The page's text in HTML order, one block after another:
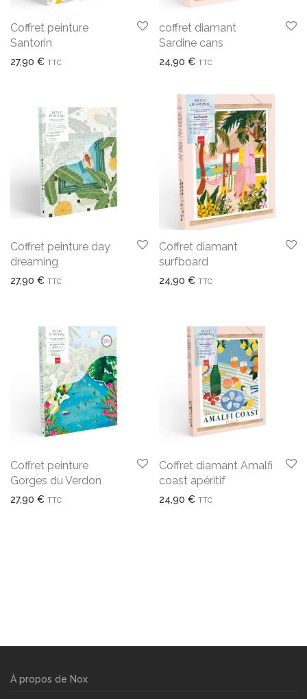
Coffret peinture
Santorin
27,90 € TTC
coffret diamant
Sardine cans
24,90 € TTC
Coffret peinture day
dreaming
27,90 € TTC
Coffret diamant
surfboard
24,90 € TTC
Coffret peinture
Gorges du Verdon
27,90 € TTC
Coffret diamant Amalfi
coast apéritif
24,90 € TTC
À propos de Nox